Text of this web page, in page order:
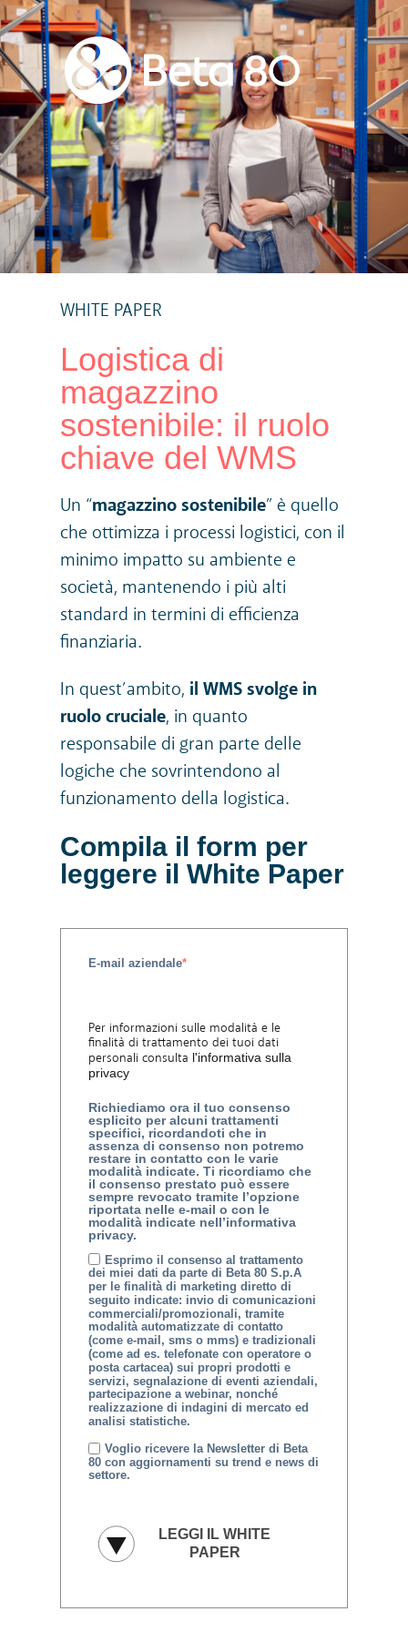
WHITE PAPER
Logistica di
magazzino
sostenibile: il ruolo
chiave del WMS
Un “magazzino sostenibile” è quello
che ottimizza i processi logistici, con il
minimo impatto su ambiente e
società, mantenendo i più alti
standard in termini di efficienza
finanziaria.
In quest’ambito, il WMS svolge in
ruolo cruciale, in quanto
responsabile di gran parte delle
logiche che sovrintendono al
funzionamento della logistica.
Compila il form per
leggere il White Paper
E-mail aziendale*
Per informazioni sulle modalità e le
finalità di trattamento dei tuoi dati
personali consulta l'informativa sulla
privacy
Richiediamo ora il tuo consenso
esplicito per alcuni trattamenti
specifici, ricordandoti che in
assenza di consenso non potremo
restare in contatto con le varie
modalità indicate. Ti ricordiamo che
il consenso prestato può essere
sempre revocato tramite l’opzione
riportata nelle e-mail o con le
modalità indicate nell’informativa
privacy.
Esprimo il consenso al trattamento
dei miei dati da parte di Beta 80 S.p.A
per le finalità di marketing diretto di
seguito indicate: invio di comunicazioni
commerciali/promozionali, tramite
modalità automatizzate di contatto
(come e-mail, sms o mms) e tradizionali
(come ad es. telefonate con operatore o
posta cartacea) sui propri prodotti e
servizi, segnalazione di eventi aziendali,
partecipazione a webinar, nonché
realizzazione di indagini di mercato ed
analisi statistiche.
Voglio ricevere la Newsletter di Beta
80 con aggiornamenti su trend e news di
settore.